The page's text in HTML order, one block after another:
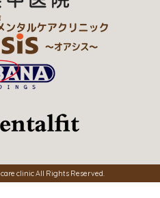
clinic All Rights Reserved.